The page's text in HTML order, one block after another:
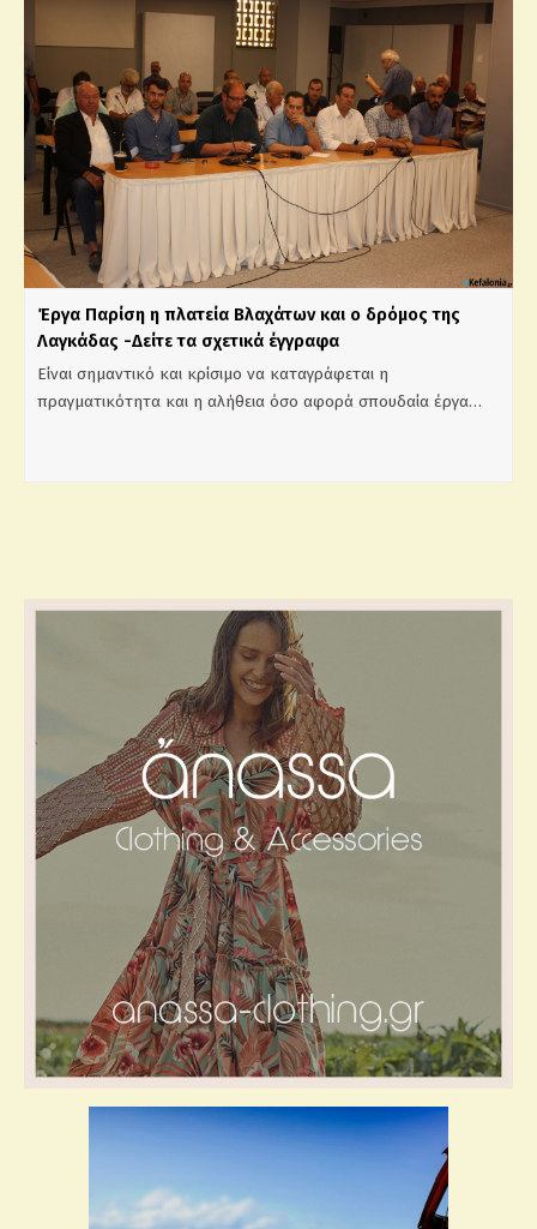
Έργα Παρίση η πλατεία Βλαχάτων και ο δρόμος της
Λαγκάδας -Δείτε τα σχετικά έγγραφα
Είναι σημαντικό και κρίσιμο να καταγράφεται η
πραγματικότητα και η αλήθεια όσο αφορά σπουδαία έργα…